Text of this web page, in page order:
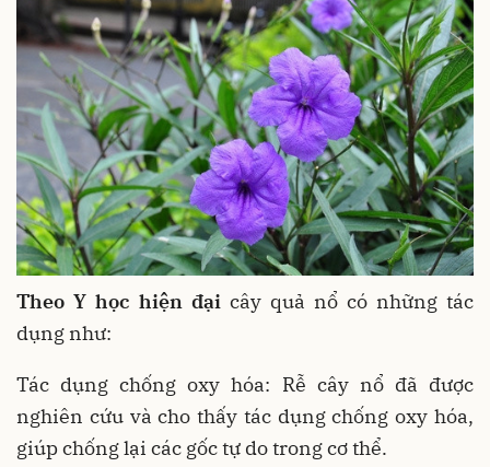
Theo Y học hiện đại cây quả nổ có những tác
dụng như:
Tác dụng chống oxy hóa: Rễ cây nổ đã được
nghiên cứu và cho thấy tác dụng chống oxy hóa,
giúp chống lại các gốc tự do trong cơ thể.